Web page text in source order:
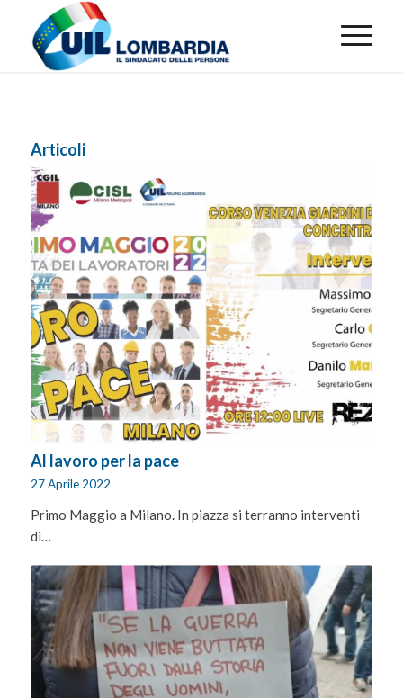
Articoli
Al lavoro per la pace
27 Aprile 2022
Primo Maggio a Milano. In piazza si terranno interventi
di…